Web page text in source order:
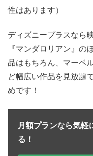
性はあります）
ディズニープラスなら
『マンダロリアン』の
品はもちろん、マーベ
ど幅広い作品を見放題
めです！
月額プランなら気軽
る！